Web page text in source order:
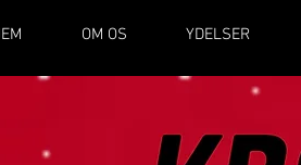
OM OS YDELSER